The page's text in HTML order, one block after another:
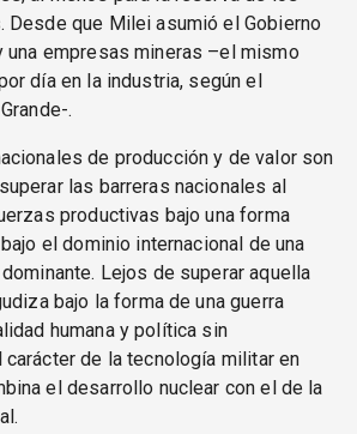
Desde que Milei asumió el Gobierno
una empresas mineras –el mismo
día en la industria, según el
.
de producción y de valor son
las barreras nacionales al
productivas bajo una forma
el dominio internacional de una
Lejos de superar aquella
bajo la forma de una guerra
humana y política sin
de la tecnología militar en
el desarrollo nuclear con el de la